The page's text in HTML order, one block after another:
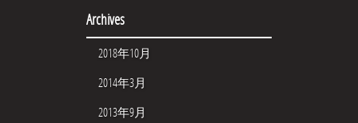
Archives
2018年10月
2014年3月
2013年9月